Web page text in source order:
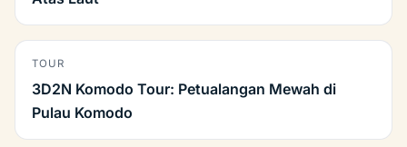
TOUR
3D2N Komodo Tour: Petualangan Mewah di
Pulau Komodo